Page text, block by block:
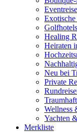
Golfhotels
Healing
Heiraten
Neu bei
Private
Wellness
Yachten
Merkliste